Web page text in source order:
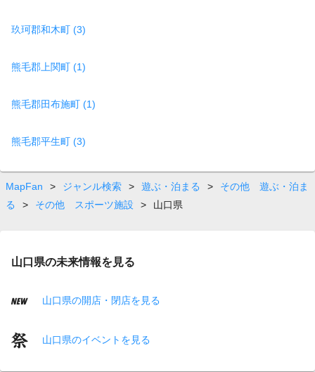
玖珂郡和木町 (3)
熊毛郡上関町 (1)
熊毛郡田布施町 (1)
熊毛郡平生町 (3)
MapFan > ジャンル検索 > 遊ぶ・泊まる >
その他 遊ぶ・泊ま
る
> その他 スポーツ施設 > 山口県
山口県の未来情報を見る
山口県の開店・閉店を見る
山口県のイベントを見る